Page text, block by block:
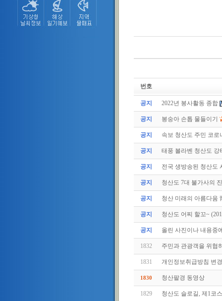
번호
공지 2022년 봉사활동 종합
공지 봉숭아 손톱 물들이기
공지 속보 청산도 주민 코로
공지 태풍 볼라벤 청산도 강
공지 전국 생방송된 청산도
공지 청산도 7대 불가사의
공지 청산 미래의 아름다움
공지 청산도 어찌 할꼬~
공지 올린 사진이나 내용중
1832 주민과 관광객을 위협
1831 개인정보취급방침 변
1830 청산팔경 동영상
1829 청산도 슬로길, 제1코